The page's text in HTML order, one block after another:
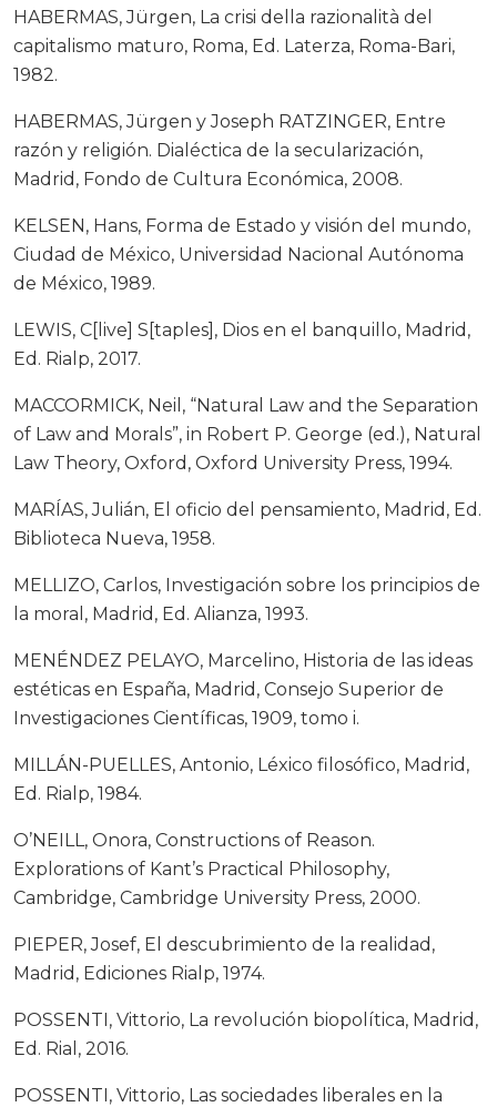
HABERMAS, Jürgen, La crisi della razionalità del
capitalismo maturo, Roma, Ed. Laterza, Roma-Bari,
1982.
HABERMAS, Jürgen y Joseph RATZINGER, Entre
razón y religión. Dialéctica de la secularización,
Madrid, Fondo de Cultura Económica, 2008.
KELSEN, Hans, Forma de Estado y visión del mundo,
Ciudad de México, Universidad Nacional Autónoma
de México, 1989.
LEWIS, C[live] S[taples], Dios en el banquillo, Madrid,
Ed. Rialp, 2017.
MACCORMICK, Neil, “Natural Law and the Separation
of Law and Morals”, in Robert P. George (ed.), Natural
Law Theory, Oxford, Oxford University Press, 1994.
MARÍAS, Julián, El oficio del pensamiento, Madrid, Ed.
Biblioteca Nueva, 1958.
MELLIZO, Carlos, Investigación sobre los principios de
la moral, Madrid, Ed. Alianza, 1993.
MENÉNDEZ PELAYO, Marcelino, Historia de las ideas
estéticas en España, Madrid, Consejo Superior de
Investigaciones Científicas, 1909, tomo i.
MILLÁN-PUELLES, Antonio, Léxico filosófico, Madrid,
Ed. Rialp, 1984.
O’NEILL, Onora, Constructions of Reason.
Explorations of Kant’s Practical Philosophy,
Cambridge, Cambridge University Press, 2000.
PIEPER, Josef, El descubrimiento de la realidad,
Madrid, Ediciones Rialp, 1974.
POSSENTI, Vittorio, La revolución biopolítica, Madrid,
Ed. Rial, 2016.
POSSENTI, Vittorio, Las sociedades liberales en la